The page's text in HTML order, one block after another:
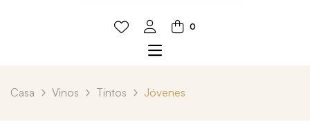
0
Casa Vinos Tintos Jóvenes